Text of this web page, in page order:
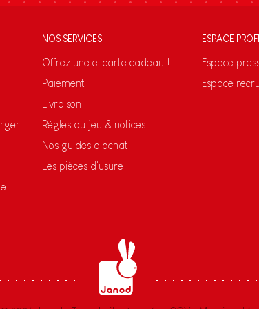
confidentialité, en garantissant la conformité
NOS SERVICES
Offrez une e-carte cadeau !
Paiement
Livraison
Règles du jeu & notices
Nos guides d'achat
Les pièces d'usure
ESPACE
Espace
Espace